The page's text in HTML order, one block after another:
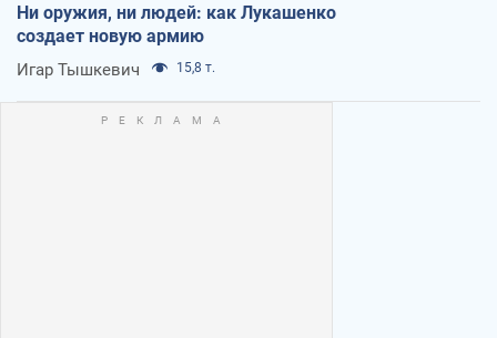
Ни оружия, ни людей: как Лукашенко
создает новую армию
Игар Тышкевич 15,8 т.